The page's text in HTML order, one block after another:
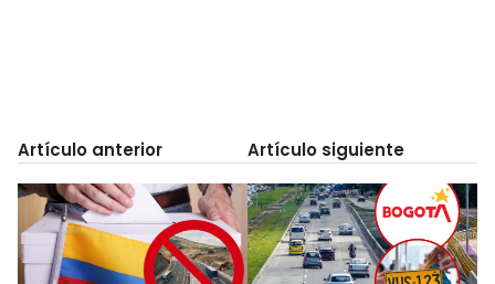
Artículo anterior Artículo siguiente